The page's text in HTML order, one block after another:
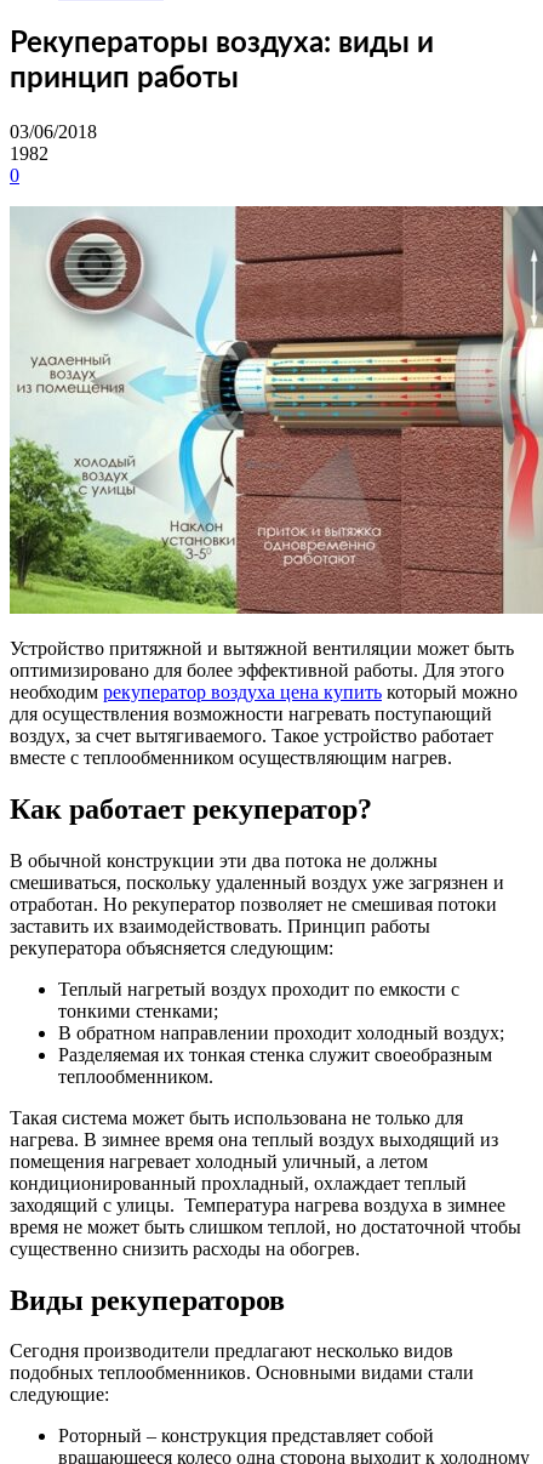
Рекуператоры воздуха: виды и
принцип работы
03/06/2018
1982
0
Устройство притяжной и вытяжной вентиляции может быть
оптимизировано для более эффективной работы. Для этого
необходим рекуператор воздуха цена купить который можно
для осуществления возможности нагревать поступающий
воздух, за счет вытягиваемого. Такое устройство работает
вместе с теплообменником осуществляющим нагрев.
Как работает рекуператор?
В обычной конструкции эти два потока не должны
смешиваться, поскольку удаленный воздух уже загрязнен и
отработан. Но рекуператор позволяет не смешивая потоки
заставить их взаимодействовать. Принцип работы
рекуператора объясняется следующим:
Теплый нагретый воздух проходит по емкости с
тонкими стенками;
В обратном направлении проходит холодный воздух;
Разделяемая их тонкая стенка служит своеобразным
теплообменником.
Такая система может быть использована не только для
нагрева. В зимнее время она теплый воздух выходящий из
помещения нагревает холодный уличный, а летом
кондиционированный прохладный, охлаждает теплый
заходящий с улицы. Температура нагрева воздуха в зимнее
время не может быть слишком теплой, но достаточной чтобы
существенно снизить расходы на обогрев.
Виды рекуператоров
Сегодня производители предлагают несколько видов
подобных теплообменников. Основными видами стали
следующие:
Роторный – конструкция представляет собой
вращающееся колесо одна сторона выходит к холодному